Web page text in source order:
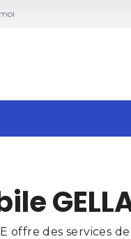
Search
offre des